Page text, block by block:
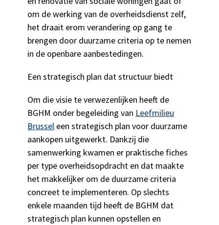
om de werking van de overheidsdienst zelf,
het draait erom verandering op gang te
brengen door duurzame criteria op te nemen
in de openbare aanbestedingen.
Een strategisch plan dat structuur biedt
Om die visie te verwezenlijken heeft de
BGHM onder begeleiding van Leefmilieu
Brusseleen strategisch plan voor duurzame
aankopen uitgewerkt. Dankzij die
samenwerking kwamen er praktische fiches
per type overheidsopdracht en dat maakte
het makkelijker om de duurzame criteria
concreet te implementeren. Op slechts
enkele maanden tijd heeft de BGHM dat
strategisch plan kunnen opstellen en